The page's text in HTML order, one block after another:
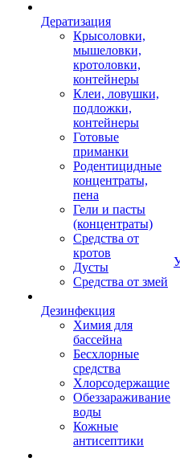
Дератизация
Крысоловки,
мышеловки,
кротоловки,
контейнеры
Клеи, ловушки,
подложки,
контейнеры
Готовые
приманки
Родентицидные
концентраты,
пена
Гели и пасты
(концентраты)
Средства от
кротов
Дусты
Средства от змей
Дезинфекция
Химия для
бассейна
Бесхлорные
средства
Хлорсодержащие
Обеззараживание
воды
Кожные
антисептики